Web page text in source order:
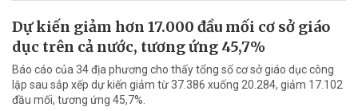
Dự kiến giảm hơn 17.000 đầu mối cơ sở giáo
dục trên cả nước, tương ứng 45,7%
Báo cáo của 34 địa phương cho thấy tổng số cơ sở giáo dục công
lập sau sắp xếp dự kiến giảm từ 37.386 xuống 20.284, giảm 17.102
đầu mối, tương ứng 45,7%.